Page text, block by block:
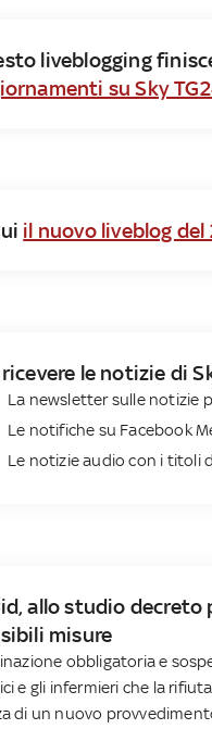
liveblogging
su Sky
il nuovo liveblog del
le notizie di
La newsletter sulle notizie
Le notifiche su Facebook
Le notizie audio con i titoli
allo studio decreto
misure
obbligatoria e
e gli infermieri che la
di un nuovo